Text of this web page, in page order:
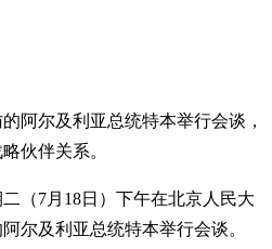
阿尔及利亚总统特本举行会谈，
伙伴关系。
（7月18日）下午在北京人民大
尔及利亚总统特本举行会谈。